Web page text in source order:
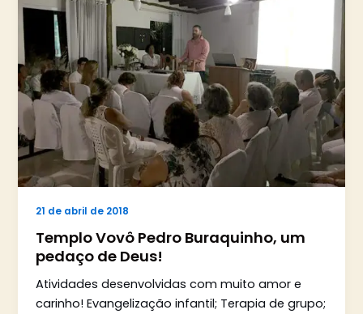
21 de abril de 2018
Templo Vovô Pedro Buraquinho, um
pedaço de Deus!
Atividades desenvolvidas com muito amor e
carinho! Evangelização infantil; Terapia de grupo;